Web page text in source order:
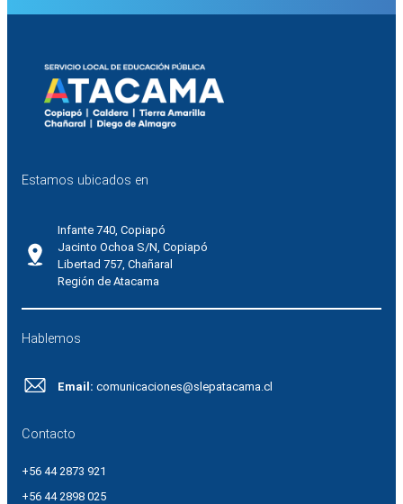
Estamos ubicados en
Infante 740, Copiapó
Jacinto Ochoa S/N, Copiapó
Libertad 757, Chañaral
Región de Atacama
Hablemos
Email: comunicaciones@slepatacama.cl
Contacto
+56 44 2873 921
+56 44 2898 025